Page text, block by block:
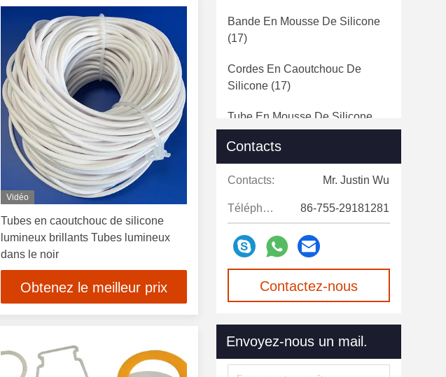
Vidéo
Tubes en caoutchouc de silicone
lumineux brillants Tubes lumineux
dans le noir
Obtenez le meilleur prix
Bande En Mousse De Silicone
(17)
Cordes En Caoutchouc De
Silicone (17)
Tube En Mousse De Silicone
(13)
Feuille En Caoutchouc De
Silicone(39)
Bouchon En Silicone Avec Trou
Joint Circulaire De Silicone
Tube De Silicone(11)
Contacts
Contacts: Mr. Justin Wu
Téléphone: 86-755-29181281
Contactez-nous
Envoyez-nous un mail.